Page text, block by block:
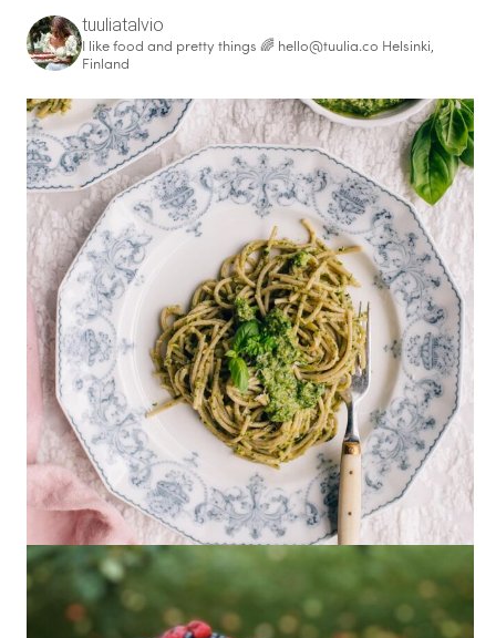
tuuliatalvio
I like food and pretty things 🌈 hello@tuulia.co Helsinki,
Finland